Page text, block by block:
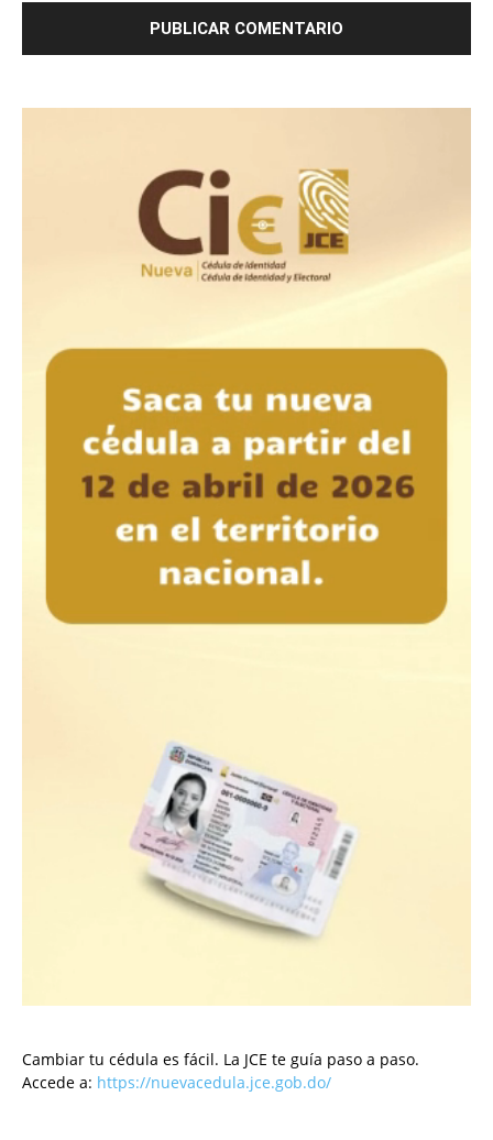
Cambiar tu cédula es fácil. La JCE te guía paso a paso.
Accede a: https://nuevacedula.jce.gob.do/